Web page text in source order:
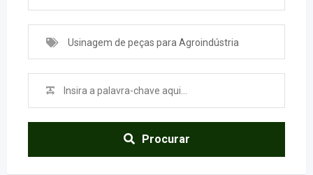
Usinagem de peças para Agroindústria
Procurar